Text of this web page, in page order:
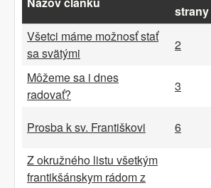
strany
Všetci máme možnosť stať
sa svätými
2
Môžeme sa i dnes
radovať?
3
Prosba k sv. Františkovi 6
Z okružného listu všetkým
frantikšánskym rádom z